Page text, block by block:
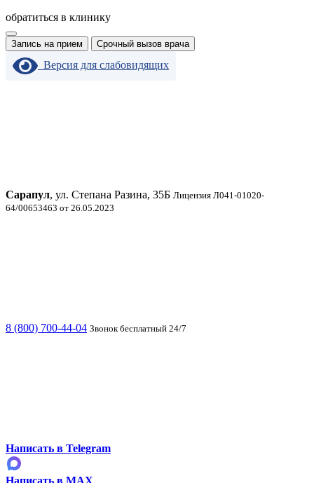
обратиться в клинику
Запись на прием Срочный вызов врача
Версия для слабовидящих
Сарапул, ул. Степана Разина, 35Б Лицензия Л041-01020-
64/00653463 от 26.05.2023
8 (800) 700-44-04 Звонок бесплатный 24/7
Написать в Telegram
Написать в MAX